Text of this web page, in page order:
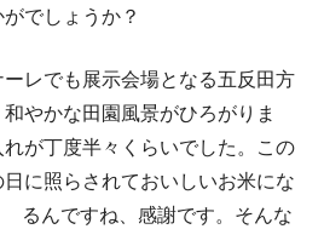
でしょうか？
レでも展示会場となる五反田方
やかな田園風景がひろがりま
が丁度半々くらいでした。この
に照らされておいしいお米にな
るんですね、感謝です。 そんな